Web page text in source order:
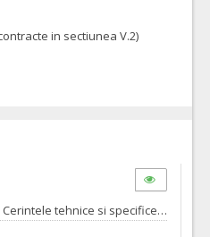
in sectiunea V.2)
Pat de terapie intensiva cu sistem antiescara - 1 buc Numar zile pana la care se pot solicita clarificari inainte de data limita de depunere a ofertelor/candidaturilor- 6 zile. Cerintele tehnice si specifice sunt detaliate in caietul de sarcini. Data limita de transmitere a raspunsului la solicitarile de clarificari de catre autoritatea contractanta: cu 3 zile inainte de data limita de depunere a ofertelor specificata in invitatia de participare.(Conform art.160 alin.2 si art.161 din Legea 98/2016 modificate prin OUG 107/2017).